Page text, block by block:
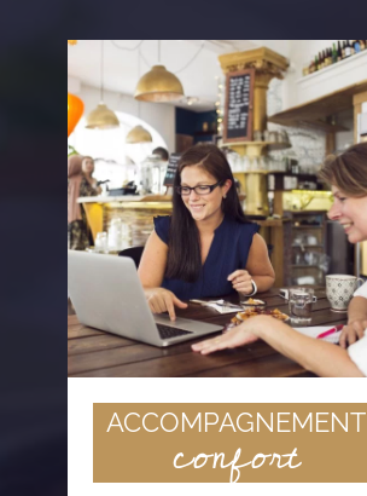
ACCOMPAGNEMENT
confort